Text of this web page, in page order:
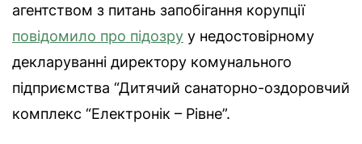
агентством з питань запобігання корупції
повідомило про підозру у недостовірному
декларуванні директору комунального
підприємства “Дитячий санаторно-оздоровчий
комплекс “Електронік – Рівне”.